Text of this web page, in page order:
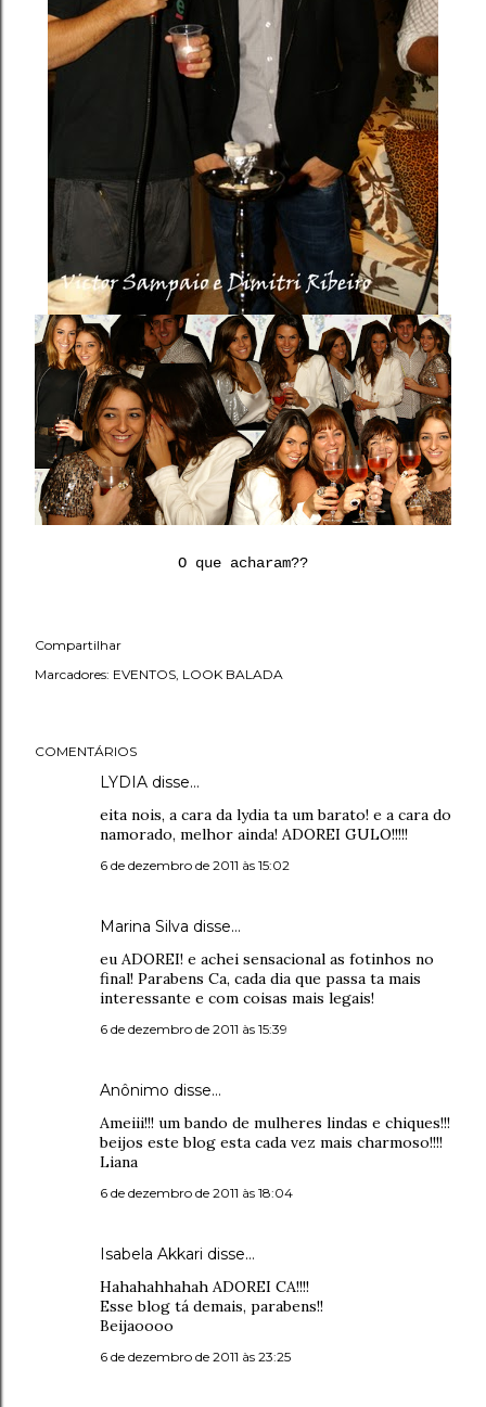
O que acharam??
Compartilhar
Marcadores: EVENTOS LOOK BALADA
COMENTÁRIOS
LYDIA disse…
eita nois, a cara da lydia ta um barato! e a cara do
namorado, melhor ainda! ADOREI GULO!!!!!
6 de dezembro de 2011 às 15:02
Marina Silva disse…
eu ADOREI! e achei sensacional as fotinhos no
final! Parabens Ca, cada dia que passa ta mais
interessante e com coisas mais legais!
6 de dezembro de 2011 às 15:39
Anônimo disse…
Ameiii!!! um bando de mulheres lindas e chiques!!!
beijos este blog esta cada vez mais charmoso!!!!
Liana
6 de dezembro de 2011 às 18:04
Isabela Akkari disse…
Hahahahhahah ADOREI CA!!!!
Esse blog tá demais, parabens!!
Beijaoooo
6 de dezembro de 2011 às 23:25